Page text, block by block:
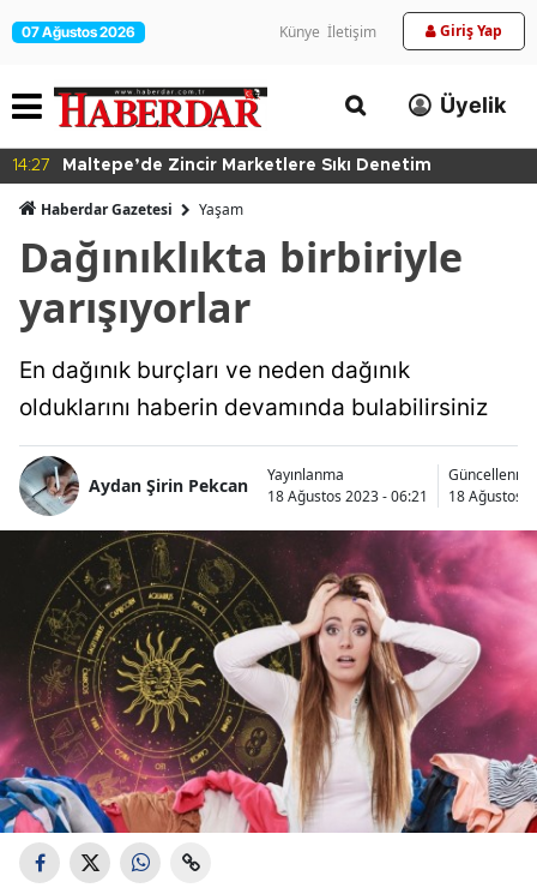
07 Ağustos 2026 Künye İletişim Giriş Yap
Üyelik
14:27 Maltepe’de Zincir Marketlere Sıkı Denetim
Haberdar Gazetesi Yaşam
Dağınıklıkta birbiriyle
yarışıyorlar
En dağınık burçları ve neden dağınık
olduklarını haberin devamında bulabilirsiniz
Aydan Şirin Pekcan
Yayınlanma
18 Ağustos 2023 - 06:21
Güncellenme
18 Ağustos